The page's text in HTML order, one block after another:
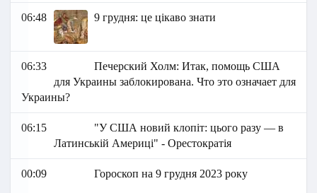
06:48 9 грудня: це цікаво знати
06:33
Печерский Холм: Итак, помощь США
для Украины заблокирована. Что это означает для
Украины?
06:15
"У США новий клопіт: цього разу — в
Латинській Америці" - Орестократія
00:09 Гороскоп на 9 грудня 2023 року